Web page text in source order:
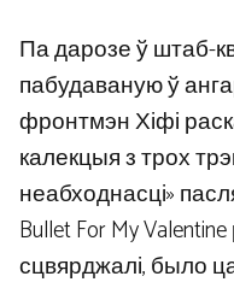
Па дарозе ў штаб-
пабудаваную ў
фронтмэн Хіфі
калекцыя з трох
неабходнасці»
Bullet For My
сцвярджалі, было